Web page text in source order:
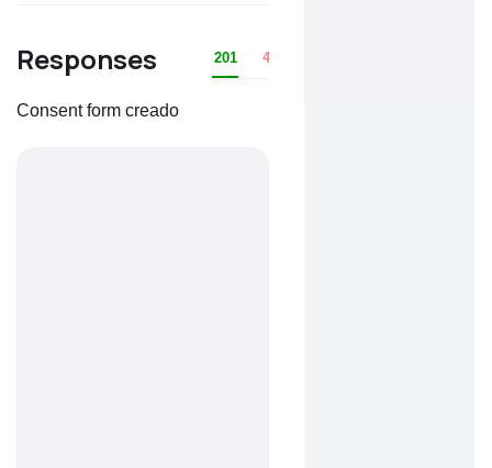
Responses 201 401
Consent form creado